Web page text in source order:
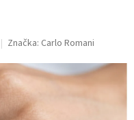
Značka: Carlo Romani